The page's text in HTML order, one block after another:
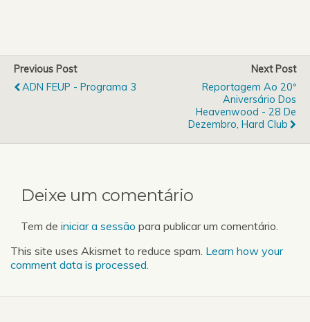
Previous Post
ADN FEUP - Programa 3
Next Post
Reportagem Ao 20º
Aniversário Dos
Heavenwood - 28 De
Dezembro, Hard Club
Deixe um comentário
Tem de iniciar a sessão para publicar um comentário.
This site uses Akismet to reduce spam. Learn how your
comment data is processed.